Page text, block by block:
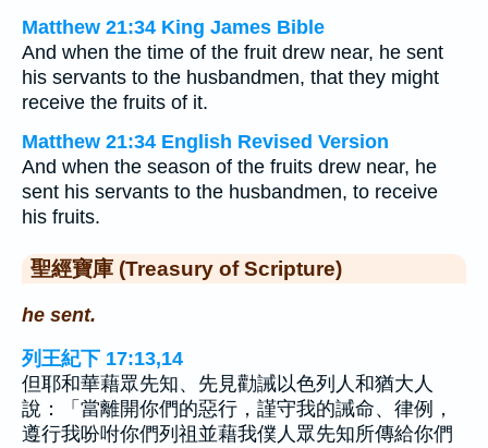
Matthew 21:34 King James Bible
And when the time of the fruit drew near, he sent
his servants to the husbandmen, that they might
receive the fruits of it.
Matthew 21:34 English Revised Version
And when the season of the fruits drew near, he
sent his servants to the husbandmen, to receive
his fruits.
聖經寶庫 (Treasury of Scripture)
he sent.
列王紀下 17:13,14
但耶和華藉眾先知、先見勸誡以色列人和猶大人
說：「當離開你們的惡行，謹守我的誡命、律例，
遵行我吩咐你們列祖並藉我僕人眾先知所傳給你們